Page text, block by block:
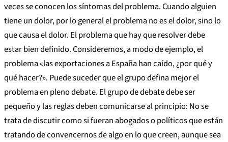
veces se conocen los síntomas del problema. Cuando alguien
tiene un dolor, por lo general el problema no es el dolor, sino lo
que causa el dolor. El problema que hay que resolver debe
estar bien definido. Consideremos, a modo de ejemplo, el
problema «las exportaciones a España han caído, ¿por qué y
qué hacer?». Puede suceder que el grupo defina mejor el
problema en pleno debate. El grupo de debate debe ser
pequeño y las reglas deben comunicarse al principio: No se
trata de discutir como si fueran abogados o políticos que están
tratando de convencernos de algo en lo que creen, aunque sea